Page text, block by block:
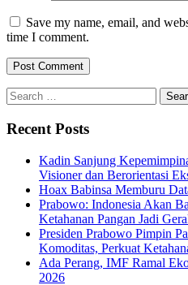
Save my name, email, and
time I comment.
Search
for:
Recent Posts
Kadin Sanjung
Visioner dan Berorientasi
Hoax Babinsa Memburu
Prabowo: Indonesia Akan
Ketahanan Pangan Jadi
Presiden Prabowo Pimpin
Komoditas, Perkuat
Ada Perang, IMF Ramal
2026